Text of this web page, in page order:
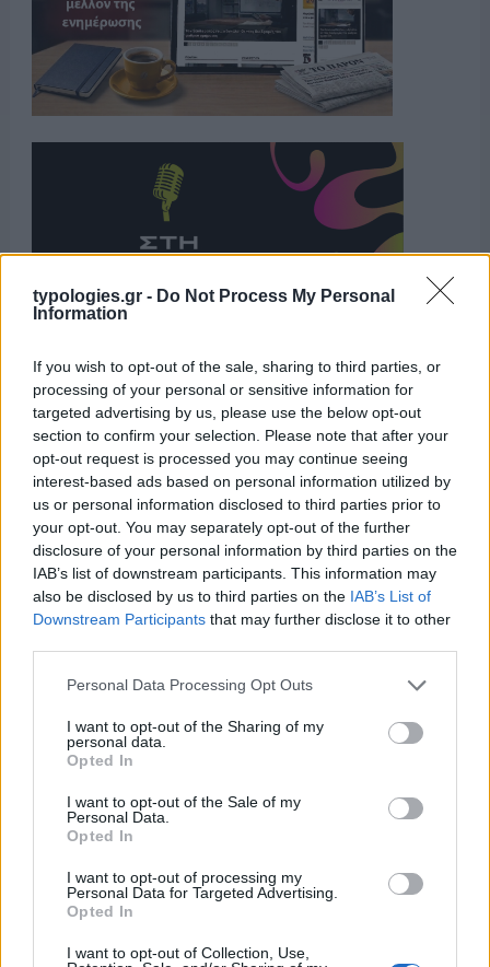
typologies.gr - Do Not Process My Personal
Information
If you wish to opt-out of the sale, sharing to third parties, or
processing of your personal or sensitive information for
targeted advertising by us, please use the below opt-out
section to confirm your selection. Please note that after your
opt-out request is processed you may continue seeing
interest-based ads based on personal information utilized by
us or personal information disclosed to third parties prior to
your opt-out. You may separately opt-out of the further
disclosure of your personal information by third parties on the
IAB’s list of downstream participants. This information may
also be disclosed by us to third parties on the IAB’s List of
Downstream Participants that may further disclose it to other
Please note that this website/app uses one or more Google
not limited to your visit or usage behaviour. You may click to
grant or deny consent to Google and its third-party tags to
use your data for below specified purposes in below Google
consent section.
Personal Data Processing Opt Outs
I want to opt-out of the Sharing of my
personal data.
Opted In
I want to opt-out of the Sale of my
Personal Data.
Opted In
I want to opt-out of processing my
Personal Data for Targeted Advertising.
Opted In
I want to opt-out of Collection, Use,
Η ΣΤΗΛΗ ΜΑΣ
της Ζωής μας
το ελληνικό καλοκαίρι και ένας
πολιτισμός που μας ενώνει κάθε μέρα.
ΟΣΑ ΧΡΕΙΑΖΕΣΑΙ